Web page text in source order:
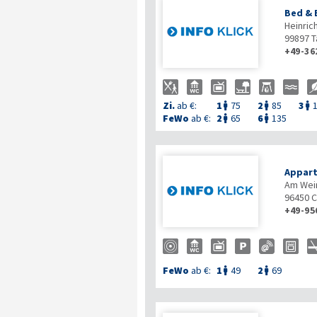
Bed &
99897
+49-
Zi.ab €: 1  75 2  85 3 
FeWo ab €: 2  65 6 135
Am
96450
+49-
FeWo ab €: 1  49 2  69